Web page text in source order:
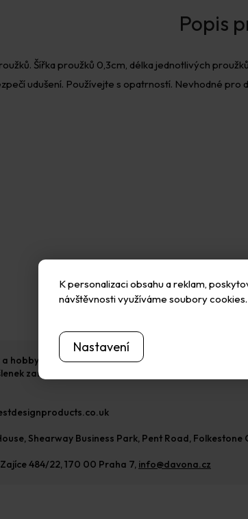
K personalizaci obsahu a reklam,
návštěvnosti využíváme soubory
Nastavení
Šířka proužků 0,3cm, délka jednotlivých
udušení. Používejte s opatrností. Nevhodné pro
hobby průmysl a touha pohánět ji vpřed začala v
zaměřených na budoucnost zajistilo neustálé
Shearway Business Park, Pent Road, Folkestone
484/22, 170 00 Praha 7, info@davona.cz